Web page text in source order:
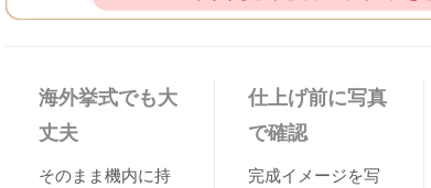
海外挙式でも大
丈夫
そのまま機内に持
仕上げ前に写真
で確認
完成イメージを写